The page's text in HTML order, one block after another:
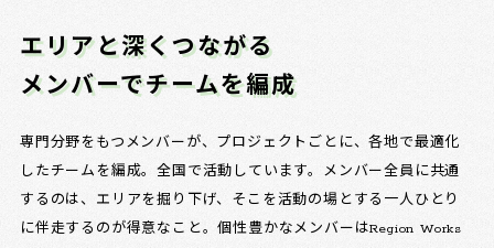
エリアと深くつながる
メンバーでチームを編成
専門分野をもつメンバーが、プロジェクトごとに、各地で最適化
したチームを編成。全国で活動しています。メンバー全員に共通
するのは、エリアを掘り下げ、そこを活動の場とする一人ひとり
に伴走するのが得意なこと。個性豊かなメンバーはRegion Works